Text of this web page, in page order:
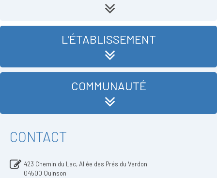
L'ÉTABLISSEMENT
COMMUNAUTÉ
CONTACT
423 Chemin du Lac, Allée des Prés du Verdon
04500 Quinson